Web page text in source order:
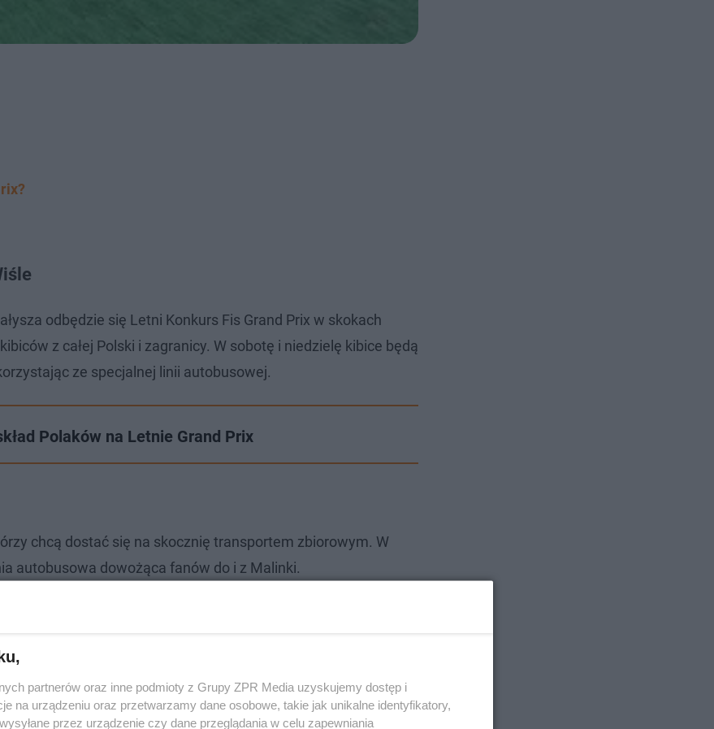
odbędzie się Letni Konkurs Fis Grand Prix w skokach
z całej Polski i zagranicy. W sobotę i niedzielę kibice będą
ze specjalnej linii autobusowej.
Polaków na Letnie Grand Prix
chcą dostać się na skocznię transportem zbiorowym. W
autobusowa dowożąca fanów do i z Malinki.
partnerów oraz inne podmioty z Grupy ZPR Media uzyskujemy dostęp i
na urządzeniu oraz przetwarzamy dane osobowe, takie jak unikalne identyfikatory,
przez urządzenie czy dane przeglądania w celu zapewniania